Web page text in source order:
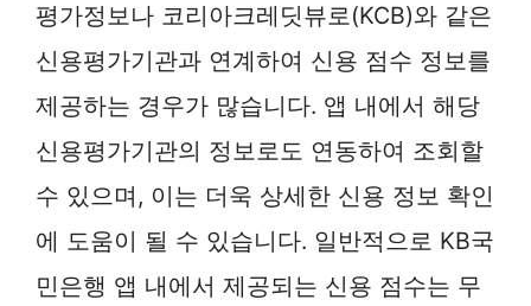
평가정보나 코리아크레딧뷰로(KCB)와 같은
신용평가기관과 연계하여 신용 점수 정보를
제공하는 경우가 많습니다. 앱 내에서 해당
신용평가기관의 정보로도 연동하여 조회할
수 있으며, 이는 더욱 상세한 신용 정보 확인
에 도움이 될 수 있습니다. 일반적으로 KB국
민은행 앱 내에서 제공되는 신용 점수는 무